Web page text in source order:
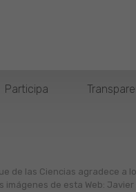
Participa
de las Ciencias agradece a
imágenes de esta Web: